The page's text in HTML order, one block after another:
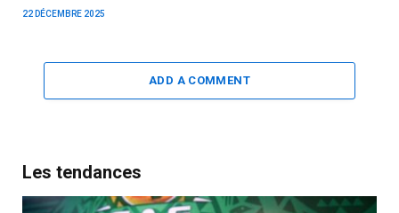
22 DÉCEMBRE 2025
ADD A COMMENT
Les tendances